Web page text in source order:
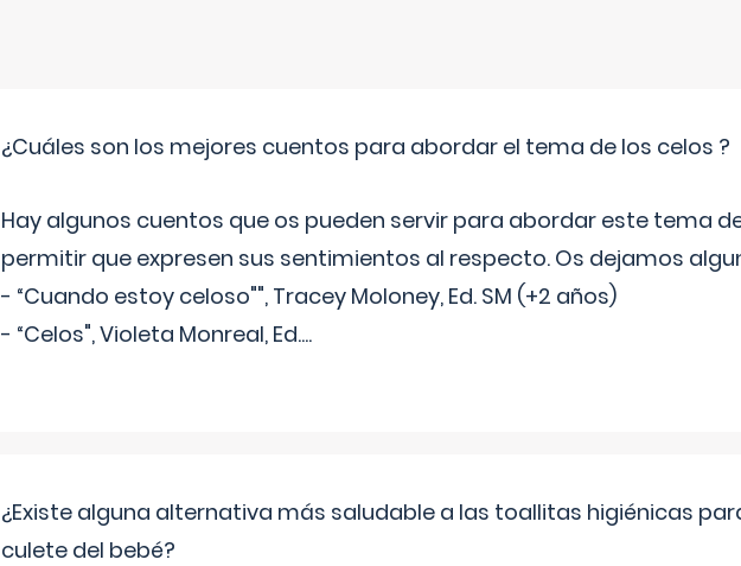
¿Cuáles son los mejores cuentos para abordar el tema de los celos ?
Hay algunos cuentos que os pueden servir para abordar este tema
permitir que expresen sus sentimientos al respecto. Os dejamos
- “Cuando estoy celoso"", Tracey Moloney, Ed. SM (+2 años)
- “Celos", Violeta Monreal, Ed....
¿Existe alguna alternativa más saludable a las toallitas higiénicas
culete del bebé?